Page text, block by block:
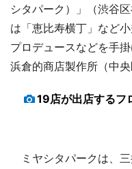
シタパーク）」（渋谷
は「恵比寿横丁」など
プロデュースなどを手
浜倉的商店製作所（中央
19店が出店するフ
ミヤシタパークは、